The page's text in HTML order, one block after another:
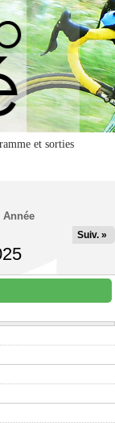
et sorties
actif)
Année
Suiv. »